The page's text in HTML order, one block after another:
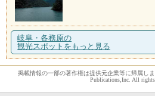
岐阜・各務原の
観光スポットをもっと見る
掲載情報の一部の著作権は提供元企業等に帰属しま
Publications,Inc. All rights